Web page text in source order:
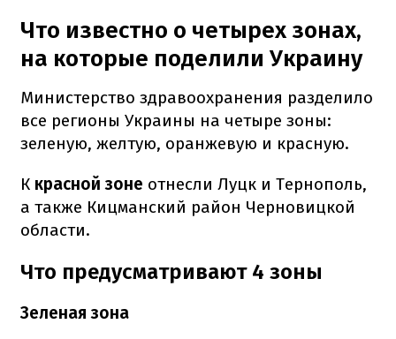
Что известно о четырех зонах,
на которые поделили Украину
Министерство здравоохранения разделило
все регионы Украины на четыре зоны:
зеленую, желтую, оранжевую и красную.
К красной зоне отнесли Луцк и Тернополь,
а также Кицманский район Черновицкой
области.
Что предусматривают 4 зоны
Зеленая зона